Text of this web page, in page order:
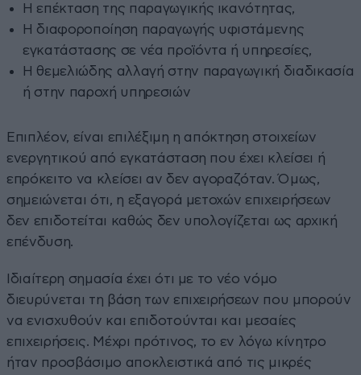
Η επέκταση της παραγωγικής ικανότητας,
Η διαφοροποίηση παραγωγής υφιστάμενης
εγκατάστασης σε νέα προϊόντα ή υπηρεσίες,
Η θεμελιώδης αλλαγή στην παραγωγική διαδικασία
ή στην παροχή υπηρεσιών
Επιπλέον, είναι επιλέξιμη η απόκτηση στοιχείων
ενεργητικού από εγκατάσταση που έχει κλείσει ή
επρόκειτο να κλείσει αν δεν αγοραζόταν. Όμως,
σημειώνεται ότι, η εξαγορά μετοχών επιχειρήσεων
δεν επιδοτείται καθώς δεν υπολογίζεται ως αρχική
επένδυση.
Ιδιαίτερη σημασία έχει ότι με το νέο νόμο
διευρύνεται τη βάση των επιχειρήσεων που μπορούν
να ενισχυθούν και επιδοτούνται και μεσαίες
επιχειρήσεις. Μέχρι πρότινος, το εν λόγω κίνητρο
ήταν προσβάσιμο αποκλειστικά από τις μικρές